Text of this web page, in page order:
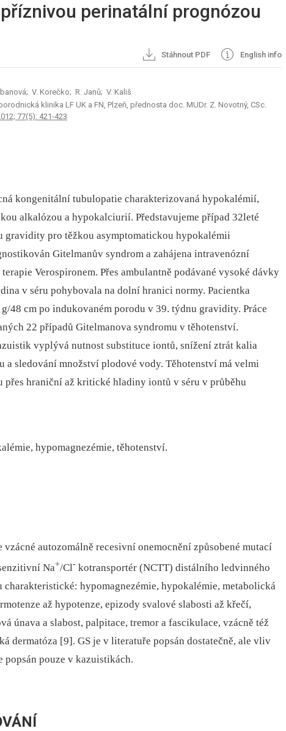
perinatální prognózou
Stáhnout PDF English info
V. Korečko; R. Janů; V. Kališ
klinika LF UK a FN, Plzeň, přednosta doc. MUDr. Z. Novotný, CSc.
77(5): 421-423
kongenitální tubulopatie charakterizovaná hypokalémií,
alkalózou a hypokalciurií. Představujeme případ 32leté
gravidity pro těžkou asymptomatickou hypokalémii
Gitelmanův syndrom a zahájena intravenózní
Verospironem. Přes ambulantně podávané vysoké dávky
v séru pohybovala na dolní hranici normy. Pacientka
48 cm po indukovaném porodu v 39. týdnu gravidity. Práce
22 případů Gitelmanova syndromu v těhotenství.
vyplývá nutnost substituce iontů, snížení ztrát kalia
a sledování množství plodové vody. Těhotenství má velmi
přes hraniční až kritické hladiny iontů v séru v průběhu
hypomagnezémie, těhotenství.
autozomálně recesivní onemocnění způsobené mutací
Na+/Cl- kotransportér (NCTT) distálního ledvinného
charakteristické: hypomagnezémie, hypokalémie, metabolická
až hypotenze, epizody svalové slabosti až křečí,
únava a slabost, palpitace, tremor a fascikulace, vzácně též
dermatóza [9]. GS je v literatuře popsán dostatečně, ale vliv
popsán pouze v kazuistikách.